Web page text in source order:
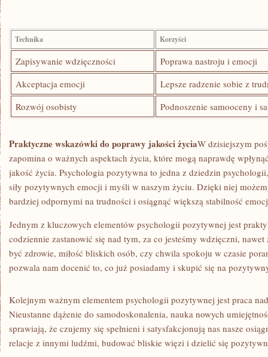
Technika Korzyści
Zapisywanie wdzięczności
Poprawa nastroju⁣ i⁢ emocji
Akceptacja emocji
Lepsze radzenie sobie⁤ z
Rozwój osobisty
Podnoszenie⁣ samooceny ​i
Praktyczne wskazówki do poprawy jakości życiaW dzisiejszym
‌zapomina ‍o ważnych aspektach życia,‌ które​ mogą naprawdę
jakość życia.‍ Psychologia pozytywna to⁣ jedna z dziedzin
siły pozytywnych emocji i myśli w naszym‍ życiu. Dzięki niej
bardziej​ odpornymi na trudności i osiągnąć większą stabilność⁣
Jednym ⁣z kluczowych elementów psychologii pozytywnej jest
codziennie zastanowić się nad tym, za ⁢co jesteśmy ⁣wdzięczni,
być zdrowie, miłość bliskich osób, czy chwila spokoju w czasie
pozwala nam docenić to,​ co już posiadamy i skupić⁤ się na
Kolejnym ważnym elementem psychologii pozytywnej jest‍ praca
Nieustanne dążenie​ do samodoskonalenia, nauka⁢ nowych
⁣sprawiają, ​że czujemy się spełnieni i satysfakcjonują nas nasze
relacje z innymi ludźmi, budować bliskie więzi​ i dzielić się